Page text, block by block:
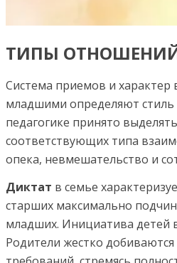
ТИПЫ
Система приемов и характер
младшими определяют стиль
педагогике принято
соответствующих типа
опека, невмешательство и
Диктат в семье
старших максимально
младших. Инициатива детей
Родители жестко